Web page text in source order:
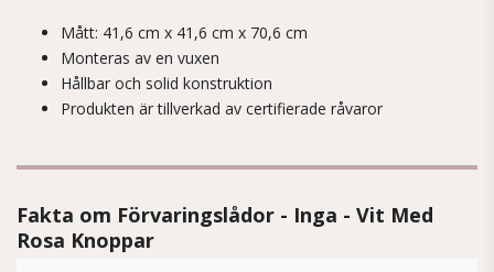
Mått: 41,6 cm x 41,6 cm x 70,6 cm
Monteras av en vuxen
Hållbar och solid konstruktion
Produkten är tillverkad av certifierade råvaror
Fakta om Förvaringslådor - Inga - Vit Med
Rosa Knoppar